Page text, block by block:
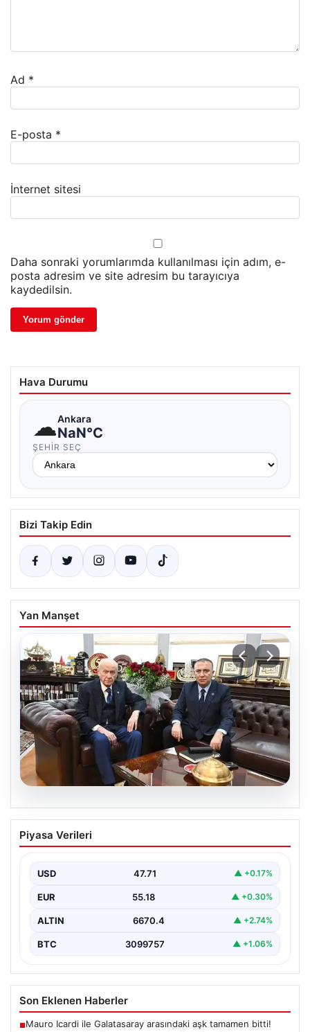
Ad *
E-posta *
İnternet sitesi
Daha sonraki yorumlarımda kullanılması için adım, e-
posta adresim ve site adresim bu tarayıcıya
kaydedilsin.
Hava Durumu
☁Ankara
NaN°C
ŞEHIR SEÇ
Bizi Takip Edin
Yan Manşet
‘Çerçeve Yasa’ya imza atmayan tek
MHP’li vekilden çarpıcı paylaşım
Piyasa Verileri
USD 47.71 ▲ +0.17%
EUR 55.18 ▲ +0.30%
ALTIN 6670.4 ▲ +2.74%
BTC 3099757 ▲ +1.06%
Son Eklenen Haberler
■Mauro Icardi ile Galatasaray arasındaki aşk tamamen bitti!